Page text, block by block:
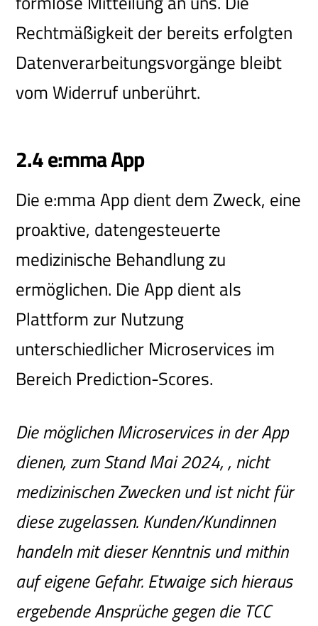
Rechtmäßigkeit der bereits erfolgten
Datenverarbeitungsvorgänge bleibt
vom Widerruf unberührt.
2.4 e:mma App
Die e:mma App dient dem Zweck, eine
proaktive, datengesteuerte
medizinische Behandlung zu
ermöglichen. Die App dient als
Plattform zur Nutzung
unterschiedlicher Microservices im
Bereich Prediction-Scores.
Die möglichen Microservices in der App
dienen, zum Stand Mai 2024, , nicht
medizinischen Zwecken und ist nicht für
diese zugelassen. Kunden/Kundinnen
handeln mit dieser Kenntnis und mithin
auf eigene Gefahr. Etwaige sich hieraus
ergebende Ansprüche gegen die TCC